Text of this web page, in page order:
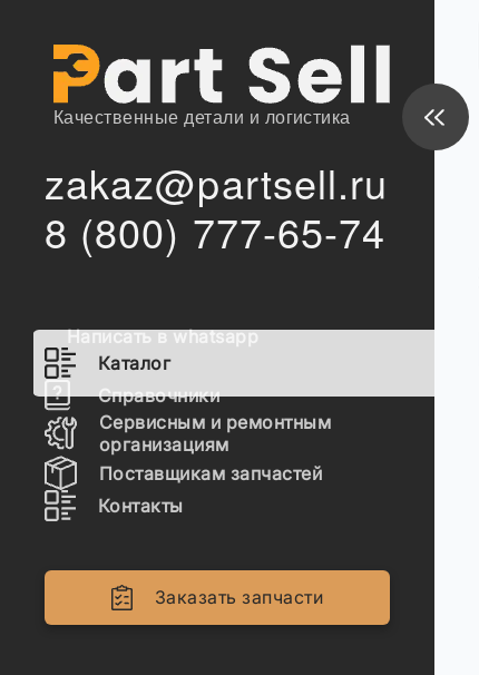
Качественные детали и логистика
zakaz@partsell.ru
8 (800) 777-65-74
Написать в whatsapp
Каталог
Справочники
Сервисным и ремонтным
организациям
Поставщикам запчастей
Контакты
Заказать запчасти